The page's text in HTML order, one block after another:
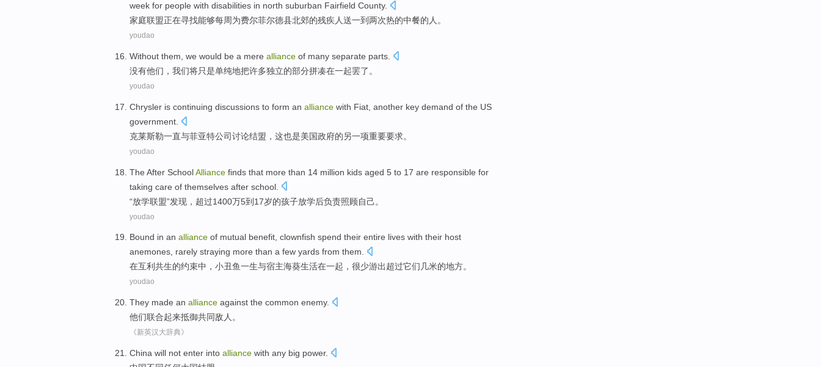
week for people with disabilities in north suburban Fairfield County.
家庭联盟正在寻找能够每周为费尔菲尔德县北郊的残疾人送一到两次热的中餐的人。
youdao
Without them we would be a mere alliance of many separate parts
没有他们 ， 我们将只是单纯地把许多独立的部分拼凑在一起罢了。
youdao
Chrysler is continuing discussions to form an alliance with Fiat another key demand of the US
government
克莱斯勒一直与菲亚特公司讨论结盟，这也是美国政府的另一项重要要求。
youdao
The After SchoolAlliance finds that more than 14 million kids aged 5 to 17 are responsible for
taking care of themselves after school.
“放学联盟”发现 ， 超过1400万5到17岁的孩子放学后负责照顾自己。
youdao
Bound in an alliance of mutual benefit, clownfish spend their entire lives with their host
anemones, rarely straying more than a few yards from them.
在互利 共生的约束中， 小丑鱼一生与宿主海葵生活在一起 ， 很少游出超过它们几米的地方。
youdao
They made an alliance against the common enemy.
他们联合起来抵御共同敌人。
《新英汉大辞典》
China will not enter into alliance with any big power.